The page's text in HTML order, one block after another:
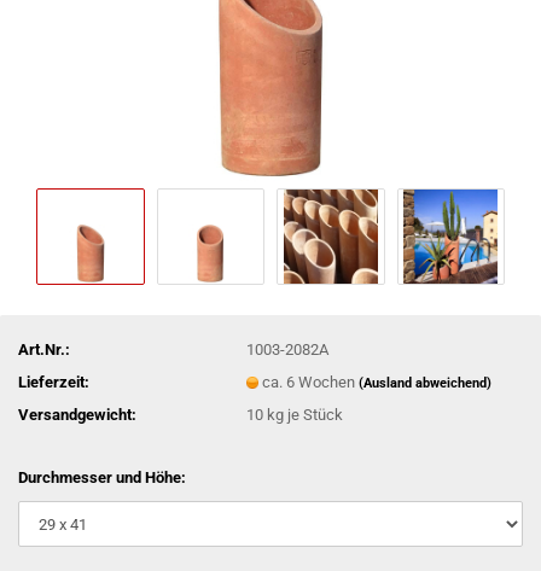
Art.Nr.:
1003-2082A
Lieferzeit:
ca. 6 Wochen(Ausland abweichend)
Versandgewicht: 10 kg je Stück
Durchmesser und Höhe: